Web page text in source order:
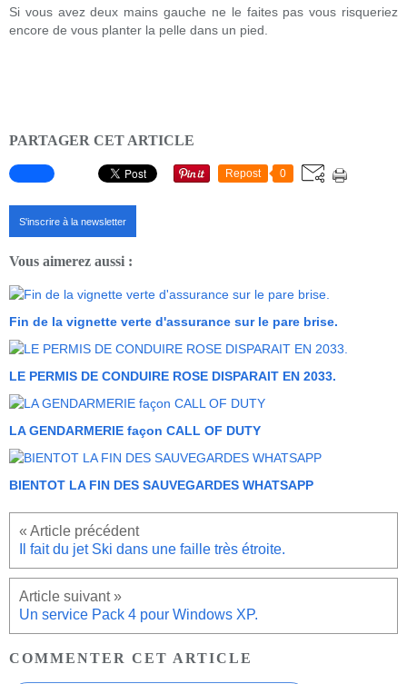
Si vous avez deux mains gauche ne le faites pas vous risqueriez
encore de vous planter la pelle dans un pied.
PARTAGER CET ARTICLE
Repost 0
S'inscrire à la newsletter
Vous aimerez aussi :
Fin de la vignette verte d'assurance sur le pare brise.
LE PERMIS DE CONDUIRE ROSE DISPARAIT EN 2033.
LA GENDARMERIE façon CALL OF DUTY
BIENTOT LA FIN DES SAUVEGARDES WHATSAPP
Il fait du jet Ski dans une faille très étroite.
Un service Pack 4 pour Windows XP.
COMMENTER CET ARTICLE